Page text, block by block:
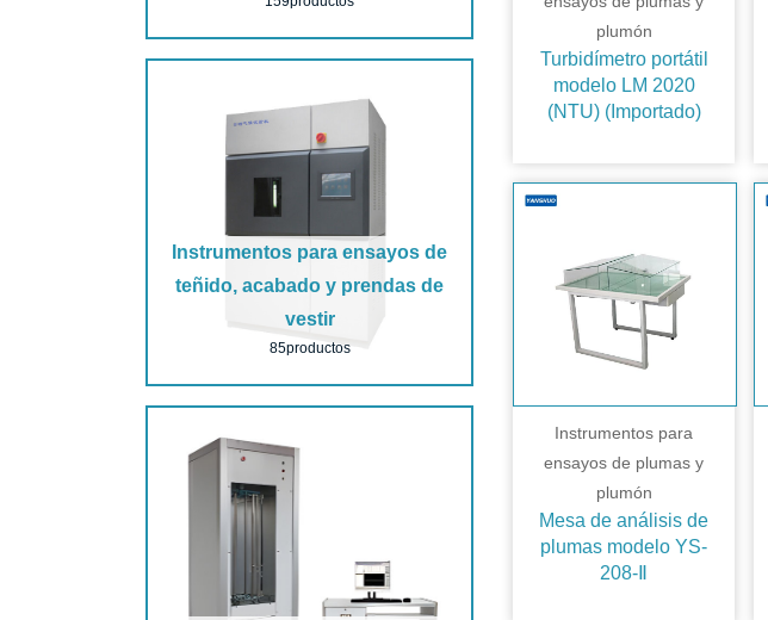
Instrumentos para ensayos de
teñido, acabado y prendas de
vestir
85productos
plumón
Turbidímetro portátil
modelo LM 2020
(NTU) (Importado)
Instrumentos para
ensayos de plumas y
plumón
Mesa de análisis de
plumas modelo YS-
208-Ⅱ